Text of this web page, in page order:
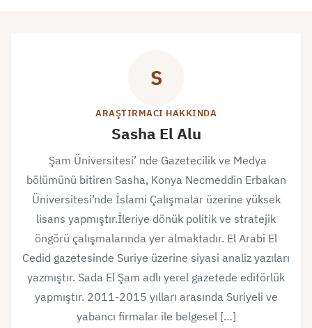
S
ARAŞTIRMACI HAKKINDA
Sasha El Alu
Şam Üniversitesi’ nde Gazetecilik ve Medya
bölümünü bitiren Sasha, Konya Necmeddin Erbakan
Üniversitesi’nde İslami Çalışmalar üzerine yüksek
lisans yapmıştır.İleriye dönük politik ve stratejik
öngörü çalışmalarında yer almaktadır. El Arabi El
Cedid gazetesinde Suriye üzerine siyasi analiz yazıları
yazmıştır. Sada El Şam adlı yerel gazetede editörlük
yapmıştır. 2011-2015 yılları arasında Suriyeli ve
yabancı firmalar ile belgesel […]